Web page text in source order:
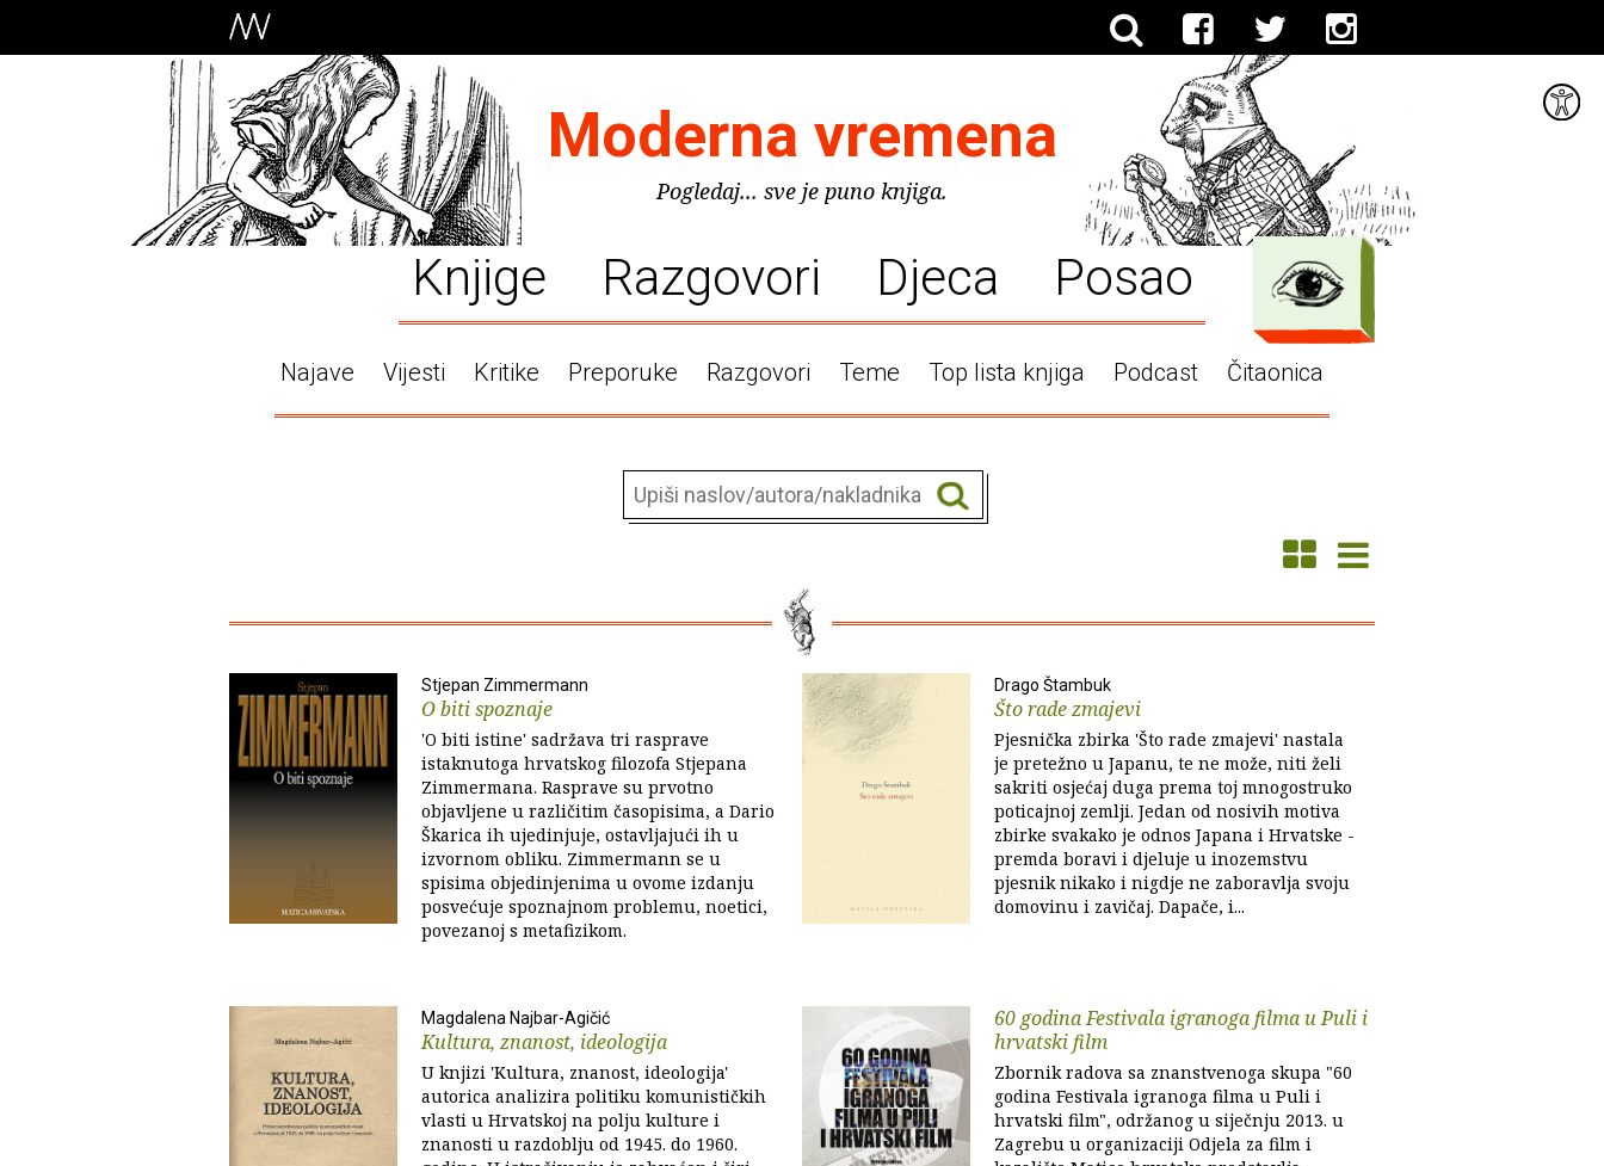
Moderna vremena
Pogledaj... sve je puno knjiga.
Knjige Razgovori Djeca Posao
Najave Vijesti Kritike Preporuke Razgovori Teme Top lista knjiga Podcast Čitaonica
Stjepan Zimmermann
O biti spoznaje
'O biti istine' sadržava tri rasprave
istaknutoga hrvatskog filozofa Stjepana
Zimmermana. Rasprave su prvotno
objavljene u različitim časopisima, a Dario
Škarica ih ujedinjuje, ostavljajući ih u
izvornom obliku. Zimmermann se u
spisima objedinjenima u ovome izdanju
posvećuje spoznajnom problemu, noetici,
povezanoj s metafizikom.
Drago Štambuk
Što rade zmajevi
Pjesnička zbirka 'Što rade zmajevi' nastala
je pretežno u Japanu, te ne može, niti želi
sakriti osjećaj duga prema toj mnogostruko
poticajnoj zemlji. Jedan od nosivih motiva
zbirke svakako je odnos Japana i Hrvatske -
premda boravi i djeluje u inozemstvu
pjesnik nikako i nigdje ne zaboravlja svoju
domovinu i zavičaj. Dapače, i...
Magdalena Najbar-Agičić
Kultura, znanost, ideologija
U knjizi 'Kultura, znanost, ideologija'
autorica analizira politiku komunističkih
vlasti u Hrvatskoj na polju kulture i
znanosti u razdoblju od 1945. do 1960.
60 godina Festivala igranoga filma u Puli i
hrvatski film
Zbornik radova sa znanstvenoga skupa "60
godina Festivala igranoga filma u Puli i
hrvatski film", održanog u siječnju 2013. u
Zagrebu u organizaciji Odjela za film i